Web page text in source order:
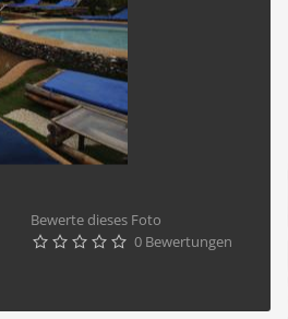
Bewerte dieses Foto
     0 Bewertungen